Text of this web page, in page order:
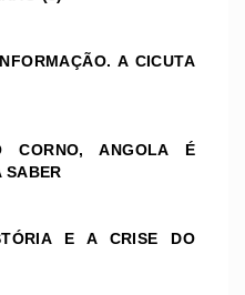
A CICUTA
CORNO, ANGOLA É
SABER
E A CRISE DO